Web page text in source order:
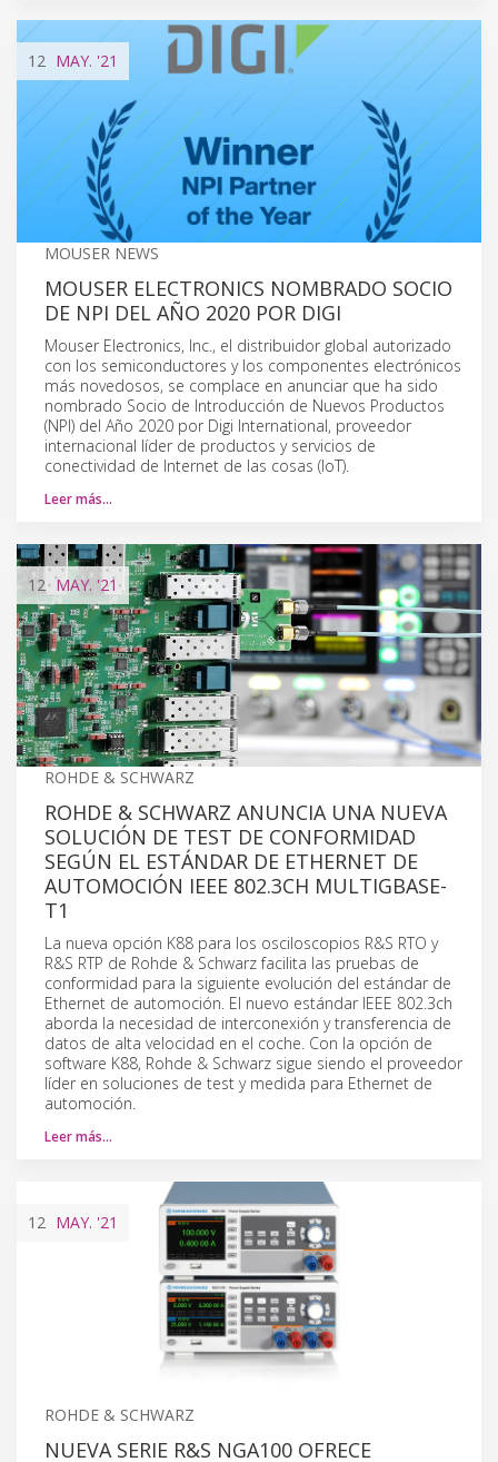
12 MAY. '21
MOUSER NEWS
MOUSER ELECTRONICS NOMBRADO SOCIO
DE NPI DEL AÑO 2020 POR DIGI
Mouser Electronics, Inc., el distribuidor global autorizado
con los semiconductores y los componentes electrónicos
más novedosos, se complace en anunciar que ha sido
nombrado Socio de Introducción de Nuevos Productos
(NPI) del Año 2020 por Digi International, proveedor
internacional líder de productos y servicios de
conectividad de Internet de las cosas (IoT).
Leer más…
12 MAY. '21
ROHDE & SCHWARZ
ROHDE & SCHWARZ ANUNCIA UNA NUEVA
SOLUCIÓN DE TEST DE CONFORMIDAD
SEGÚN EL ESTÁNDAR DE ETHERNET DE
AUTOMOCIÓN IEEE 802.3CH MULTIGBASE-
T1
La nueva opción K88 para los osciloscopios R&S RTO y
R&S RTP de Rohde & Schwarz facilita las pruebas de
conformidad para la siguiente evolución del estándar de
Ethernet de automoción. El nuevo estándar IEEE 802.3ch
aborda la necesidad de interconexión y transferencia de
datos de alta velocidad en el coche. Con la opción de
software K88, Rohde & Schwarz sigue siendo el proveedor
líder en soluciones de test y medida para Ethernet de
automoción.
Leer más…
12 MAY. '21
ROHDE & SCHWARZ
NUEVA SERIE R&S NGA100 OFRECE